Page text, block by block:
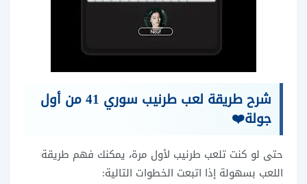
شرح طريقة لعب طرنيب سوري 41 من أول
جولة❤️
حتى لو كنت تلعب طرنيب لأول مرة، يمكنك فهم طريقة
اللعب بسهولة إذا اتبعت الخطوات التالية: